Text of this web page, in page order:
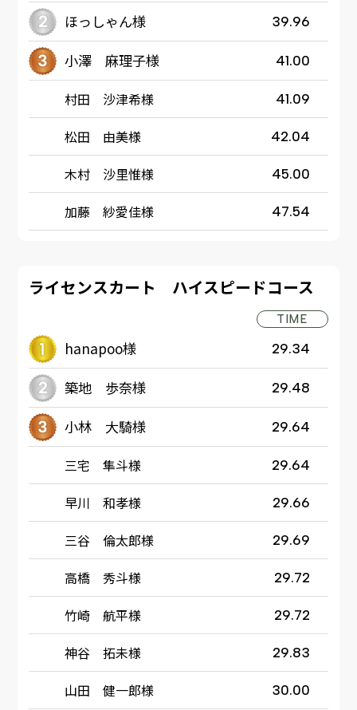
ほっしゃん様 39.96
小澤 麻理子様 41.00
村田 沙津希様 41.09
松田 由美様 42.04
木村 沙里惟様 45.00
加藤 紗愛佳様 47.54
ライセンスカート ハイスピードコース
TIME
hanapoo様 29.34
築地 歩奈様 29.48
小林 大騎様 29.64
三宅 隼斗様 29.64
早川 和孝様 29.66
三谷 倫太郎様 29.69
高橋 秀斗様 29.72
竹崎 航平様 29.72
神谷 拓未様 29.83
山田 健一郎様 30.00